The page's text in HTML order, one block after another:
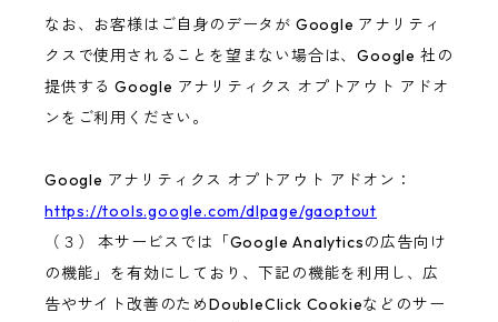
なお、お客様はご自身のデータが Google アナリティ
クスで使用されることを望まない場合は、Google 社の
提供する Google アナリティクス オプトアウト アドオ
ンをご利用ください。
Google アナリティクス オプトアウト アドオン：
https://tools.google.com/dlpage/gaoptout
（３） 本サービスでは「Google Analyticsの広告向け
の機能」を有効にしており、下記の機能を利用し、広
告やサイト改善のためDoubleClick Cookieなどのサー